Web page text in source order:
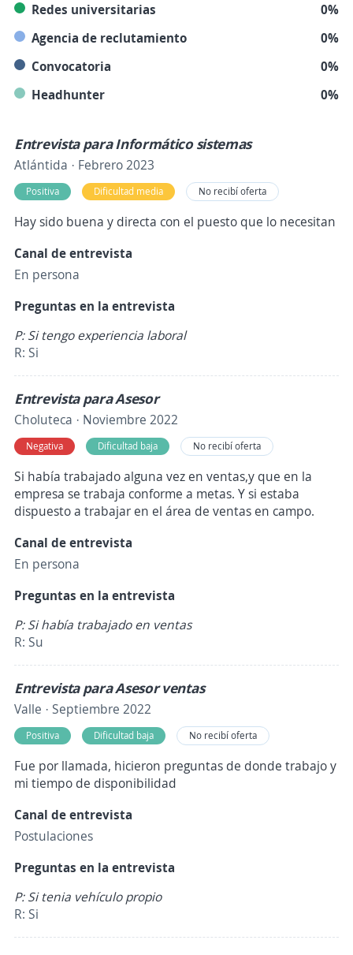
Redes universitarias
0%
Agencia de reclutamiento
0%
Convocatoria
0%
Headhunter
0%
Entrevista para Informático sistemas
Atlántida · Febrero 2023
Positiva Dificultad media No recibí oferta
Hay sido buena y directa con el puesto que lo necesitan
Canal de entrevista
En persona
Preguntas en la entrevista
P: Si tengo experiencia laboral
R: Si
Entrevista para Asesor
Choluteca · Noviembre 2022
Negativa Dificultad baja No recibí oferta
Si había trabajado alguna vez en ventas,y que en la
empresa se trabaja conforme a metas. Y si estaba
dispuesto a trabajar en el área de ventas en campo.
Canal de entrevista
En persona
Preguntas en la entrevista
P: Si había trabajado en ventas
R: Su
Entrevista para Asesor ventas
Valle · Septiembre 2022
Positiva Dificultad baja No recibí oferta
Fue por llamada, hicieron preguntas de donde trabajo y
mi tiempo de disponibilidad
Canal de entrevista
Postulaciones
Preguntas en la entrevista
P: Si tenia vehículo propio
R: Si